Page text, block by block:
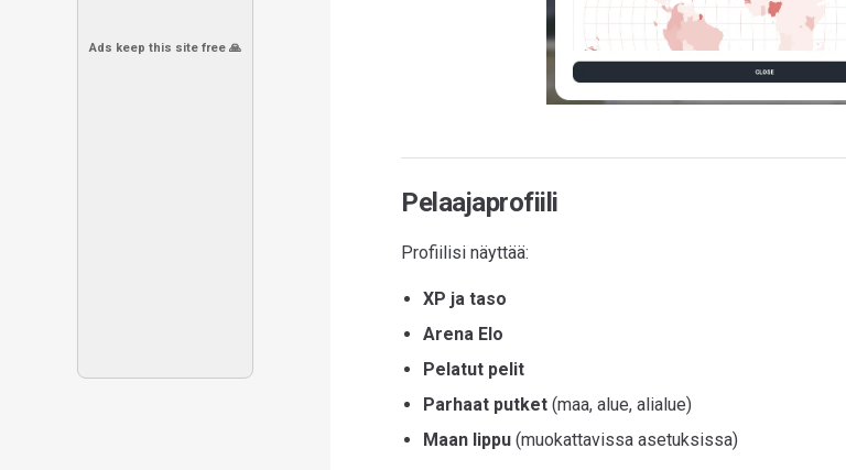
Ads keep this site free 🙏
Pelaajaprofiili
Profiilisi näyttää:
XP ja taso
Arena Elo
Pelatut pelit
Parhaat putket (maa, alue, alialue)
Maan lippu (muokattavissa asetuksissa)